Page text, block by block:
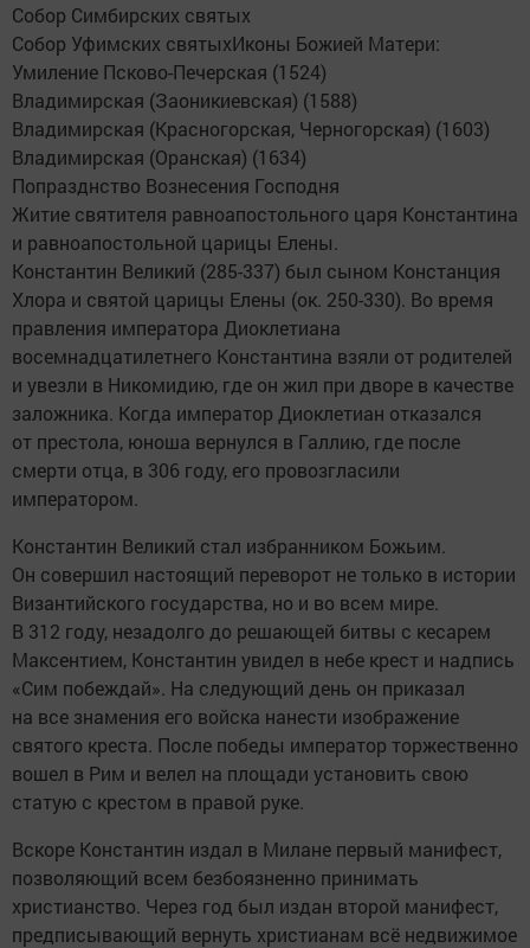
Собор Симбирских святых
Собор Уфимских святыхИконы Божией Матери:
Умиление Псково-Печерская (1524)
Владимирская (Заоникиевская) (1588)
Владимирская (Красногорская, Черногорская) (1603)
Владимирская (Оранская) (1634)
Попразднство Вознесения Господня
Житие святителя равноапостольного царя Константина
и равноапостольной царицы Елены.
Константин Великий (285-337) был сыном Констанция
Хлора и святой царицы Елены (ок. 250-330). Во время
правления императора Диоклетиана
восемнадцатилетнего Константина взяли от родителей
и увезли в Никомидию, где он жил при дворе в качестве
заложника. Когда император Диоклетиан отказался
от престола, юноша вернулся в Галлию, где после
смерти отца, в 306 году, его провозгласили
императором.
Константин Великий стал избранником Божьим.
Он совершил настоящий переворот не только в истории
Византийского государства, но и во всем мире.
В 312 году, незадолго до решающей битвы с кесарем
Максентием, Константин увидел в небе крест и надпись
«Сим побеждай». На следующий день он приказал
на все знамения его войска нанести изображение
святого креста. После победы император торжественно
вошел в Рим и велел на площади установить свою
статую с крестом в правой руке.
Вскоре Константин издал в Милане первый манифест,
позволяющий всем безбоязненно принимать
христианство. Через год был издан второй манифест,
предписывающий вернуть христианам всё недвижимое